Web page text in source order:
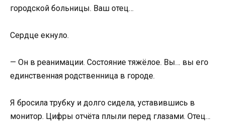
городской больницы. Ваш отец…
Сердце екнуло.
— Он в реанимации. Состояние тяжёлое. Вы… вы его
единственная родственница в городе.
Я бросила трубку и долго сидела, уставившись в
монитор. Цифры отчёта плыли перед глазами. Отец…